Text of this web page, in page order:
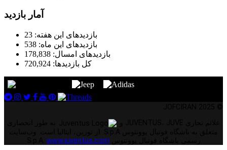
آمار بازدید
بازدیدهای این هفته: 23
بازدیدهای این ماه: 538
بازدیدهای امسال: 178,838
کل بازدیدها: 720,924
www.juventus.com